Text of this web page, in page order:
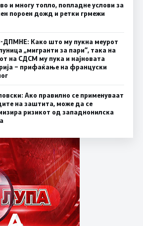
и многу топло, попладне услови за
пороен дожд и ретки грмежи
Како што му пукна меурот
„мигранти за пари“, така на
на СДСМ му пука и најновата
– прифаќање на француски
Ако правилно се применуваат
на заштита, може да се
ризикот од западнонилска